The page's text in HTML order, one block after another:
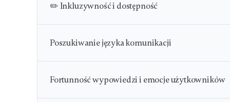
✏️ Inkluzywność i dostępność
Poszukiwanie języka komunikacji
Fortunność wypowiedzi i emocje użytkowników